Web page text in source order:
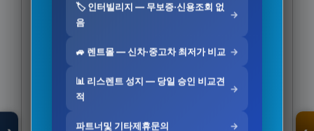
🏷️ 인터빌리지 — 무보증·신용조회 없
음
→
🚙 렌트몰 — 신차·중고차 최저가 비교 →
📊 리스렌트 성지 — 당일 승인 비교견
적
→
파트너및 기타제휴문의 →